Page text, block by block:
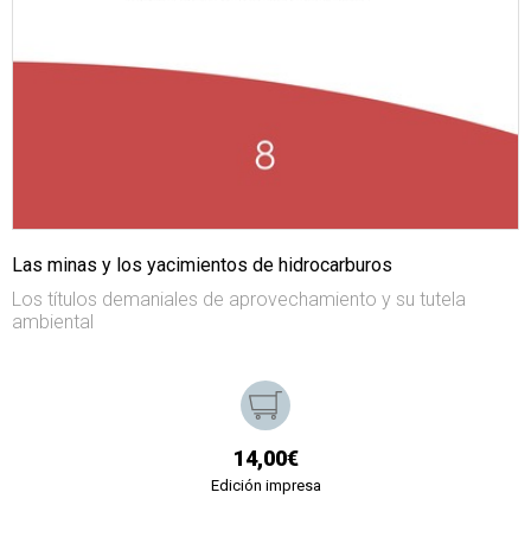
Las minas y los yacimientos de hidrocarburos
Los títulos demaniales de aprovechamiento y su tutela
ambiental
14,00€
Edición impresa